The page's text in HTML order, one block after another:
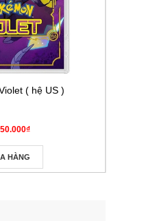
( hệ US )
HÀNG